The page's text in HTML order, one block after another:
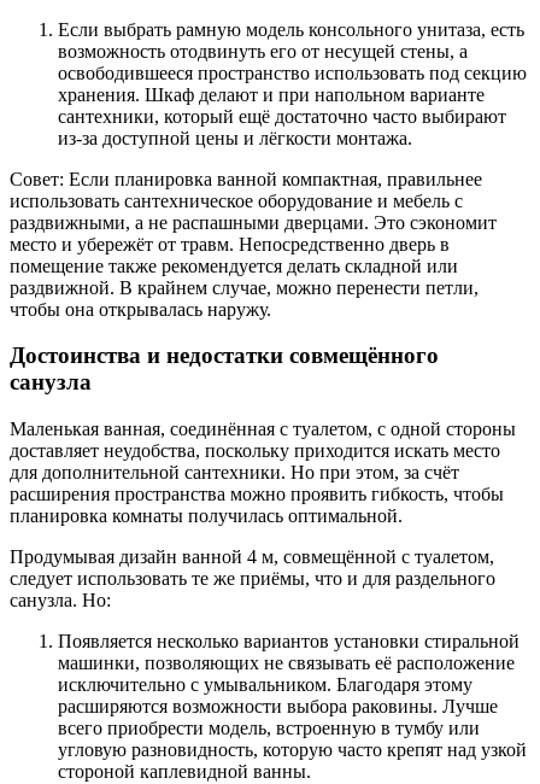
Если выбрать рамную модель консольного унитаза, есть
возможность отодвинуть его от несущей стены, а
освободившееся пространство использовать под секцию
хранения. Шкаф делают и при напольном варианте
сантехники, который ещё достаточно часто выбирают
из-за доступной цены и лёгкости монтажа.
Совет: Если планировка ванной компактная, правильнее
использовать сантехническое оборудование и мебель с
раздвижными, а не распашными дверцами. Это сэкономит
место и убережёт от травм. Непосредственно дверь в
помещение также рекомендуется делать складной или
раздвижной. В крайнем случае, можно перенести петли,
чтобы она открывалась наружу.
Достоинства и недостатки совмещённого
санузла
Маленькая ванная, соединённая с туалетом, с одной стороны
доставляет неудобства, поскольку приходится искать место
для дополнительной сантехники. Но при этом, за счёт
расширения пространства можно проявить гибкость, чтобы
планировка комнаты получилась оптимальной.
Продумывая дизайн ванной 4 м, совмещённой с туалетом,
следует использовать те же приёмы, что и для раздельного
санузла. Но:
Появляется несколько вариантов установки стиральной
машинки, позволяющих не связывать её расположение
исключительно с умывальником. Благодаря этому
расширяются возможности выбора раковины. Лучше
всего приобрести модель, встроенную в тумбу или
угловую разновидность, которую часто крепят над узкой
стороной каплевидной ванны.